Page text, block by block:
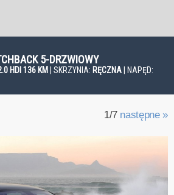
5-DRZWIOWY
HDI 136 KM | SKRZYNIA: RĘCZNA | NAPĘD:
1/7 następne »